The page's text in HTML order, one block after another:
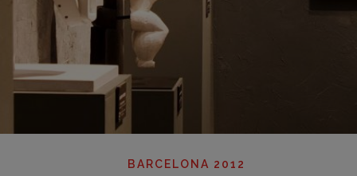
BARCELONA 2012